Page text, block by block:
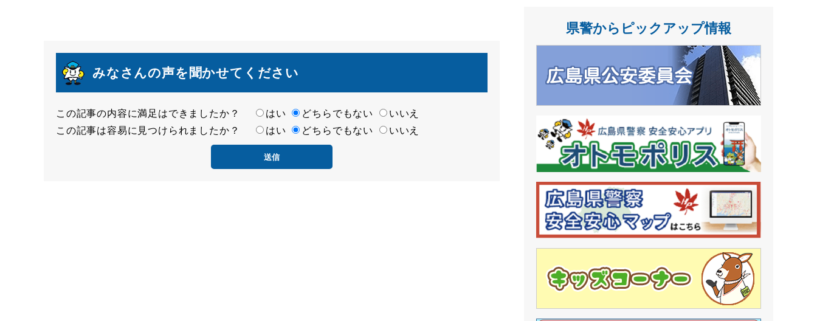
みなさんの声を聞かせてください
満
足
この記事の内容に満足はできましたか？ はい どちらでもない
いいえ
容
この記事は容易に見つけられましたか？ はい どちらでもない いいえ
県警からピックアップ情報